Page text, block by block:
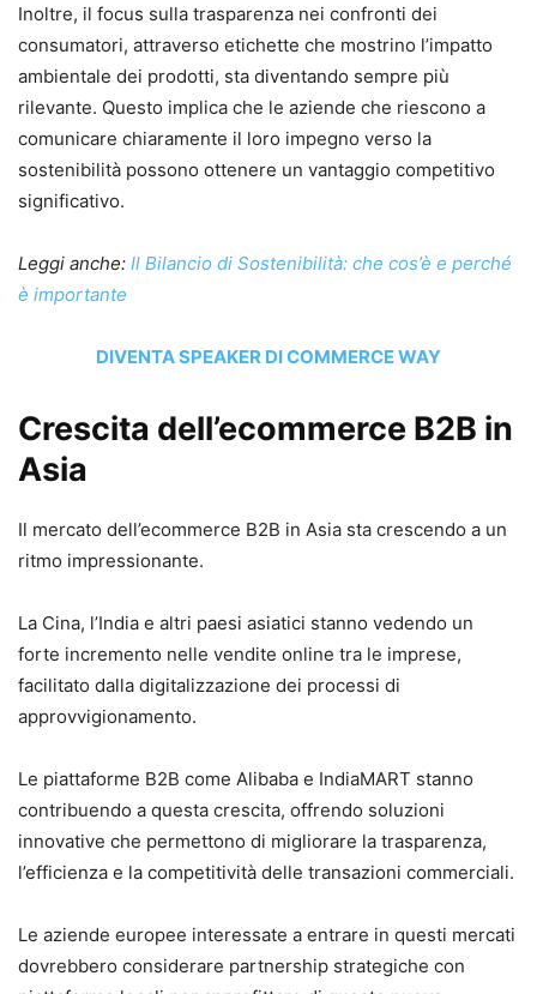
Inoltre, il focus sulla trasparenza nei confronti dei
consumatori, attraverso etichette che mostrino l’impatto
ambientale dei prodotti, sta diventando sempre più
rilevante. Questo implica che le aziende che riescono a
comunicare chiaramente il loro impegno verso la
sostenibilità possono ottenere un vantaggio competitivo
significativo.
Leggi anche: Il Bilancio di Sostenibilità: che cos’è e perché
è importante
DIVENTA SPEAKER DI COMMERCE WAY
Crescita dell’ecommerce B2B in
Asia
Il mercato dell’ecommerce B2B in Asia sta crescendo a un
ritmo impressionante.
La Cina, l’India e altri paesi asiatici stanno vedendo un
forte incremento nelle vendite online tra le imprese,
facilitato dalla digitalizzazione dei processi di
approvvigionamento.
Le piattaforme B2B come Alibaba e IndiaMART stanno
contribuendo a questa crescita, offrendo soluzioni
innovative che permettono di migliorare la trasparenza,
l’efficienza e la competitività delle transazioni commerciali.
Le aziende europee interessate a entrare in questi mercati
dovrebbero considerare partnership strategiche con